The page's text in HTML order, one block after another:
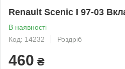
Renault Scenic I 97-03
В наявності
Код: 14232
Роздріб
460 ₴